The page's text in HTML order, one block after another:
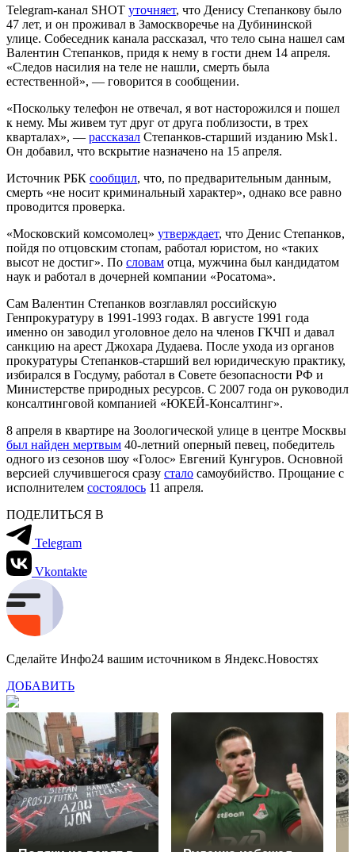
Telegram-канал SHOT уточняет, что Денису Степанкову было
47 лет, и он проживал в Замоскворечье на Дубининской
улице. Собеседник канала рассказал, что тело сына нашел сам
Валентин Степанков, придя к нему в гости днем 14 апреля.
«Следов насилия на теле не нашли, смерть была
естественной», — говорится в сообщении.
«Поскольку телефон не отвечал, я вот насторожился и пошел
к нему. Мы живем тут друг от друга поблизости, в трех
кварталах», — рассказал Степанков-старший изданию Msk1.
Он добавил, что вскрытие назначено на 15 апреля.
Источник РБК сообщил, что, по предварительным данным,
смерть «не носит криминальный характер», однако все равно
проводится проверка.
«Московский комсомолец» утверждает, что Денис Степанков,
пойдя по отцовским стопам, работал юристом, но «таких
высот не достиг». По словам отца, мужчина был кандидатом
наук и работал в дочерней компании «Росатома».
Сам Валентин Степанков возглавлял российскую
Генпрокуратуру в 1991-1993 годах. В августе 1991 года
именно он заводил уголовное дело на членов ГКЧП и давал
санкцию на арест Джохара Дудаева. После ухода из органов
прокуратуры Степанков-старший вел юридическую практику,
избирался в Госдуму, работал в Совете безопасности РФ и
Министерстве природных ресурсов. С 2007 года он руководил
консалтинговой компанией «ЮКЕЙ-Консалтинг».
8 апреля в квартире на Зоологической улице в центре Москвы
был найден мертвым 40-летний оперный певец, победитель
одного из сезонов шоу «Голос» Евгений Кунгуров. Основной
версией случившегося сразу стало самоубийство. Прощание с
исполнителем состоялось 11 апреля.
ПОДЕЛИТЬСЯ В
Telegram
Vkontakte
Сделайте Инфо24 вашим источником в Яндекс.Новостях
ДОБАВИТЬ